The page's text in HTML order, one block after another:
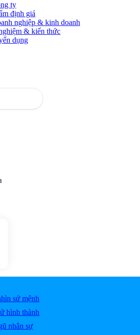
ty
định giá
nghiệp & kinh doanh
& kiến thức
dụng
sứ mệnh
hình thành
nhân sự